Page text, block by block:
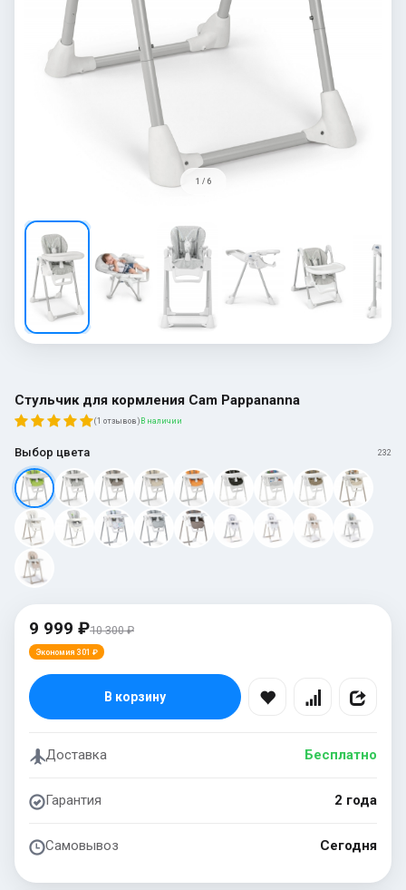
1 / 6
Стульчик для кормления Cam Pappananna
(1 отзывов) В наличии
Выбор цвета 232
9 999 ₽10 300 ₽
Экономия 301 ₽
В корзину
Доставка Бесплатно
Гарантия 2 года
Самовывоз Сегодня